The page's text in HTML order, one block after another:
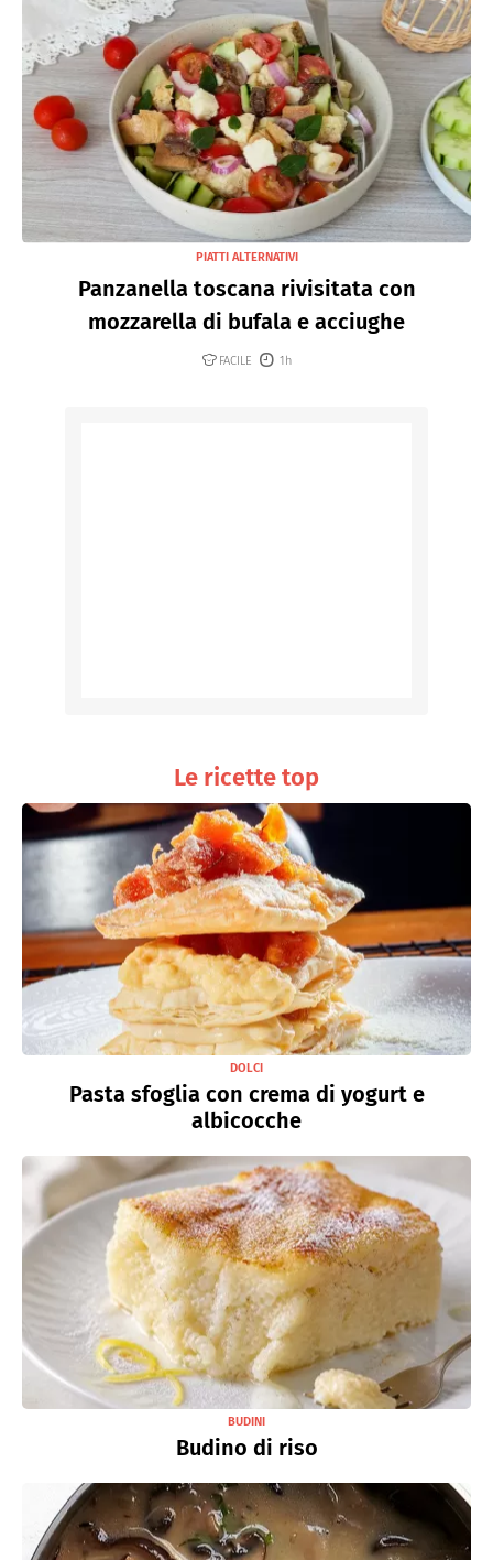
PIATTI ALTERNATIVI
Panzanella toscana rivisitata con
mozzarella di bufala e acciughe
FACILE 1h
Le ricette top
DOLCI
Pasta sfoglia con crema di yogurt e
albicocche
BUDINI
Budino di riso